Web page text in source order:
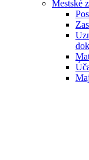
Mestské